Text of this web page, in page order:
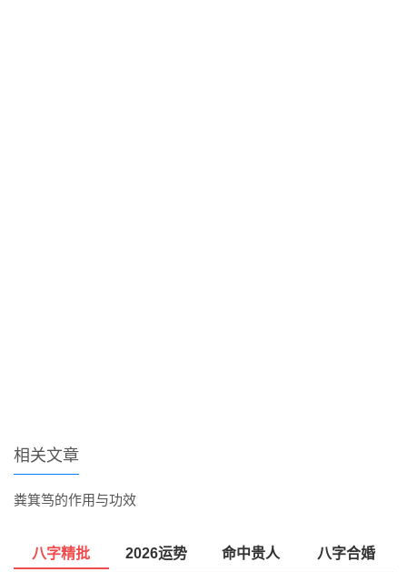
相关文章
粪箕笃的作用与功效
八字精批 2026运势 命中贵人 八字合婚